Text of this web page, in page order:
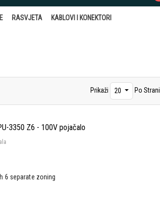
RASVJETA KABLOVI I KONEKTORI
Prikaži 20 Po Strani
3350 Z6 - 100V pojačalo
6 separate zoning